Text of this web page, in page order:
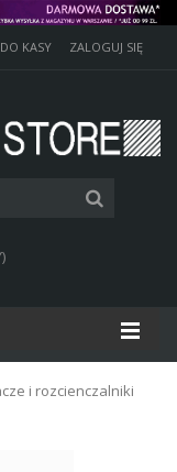
DO KASY ZALOGUJ SIĘ
i rozcienczalniki